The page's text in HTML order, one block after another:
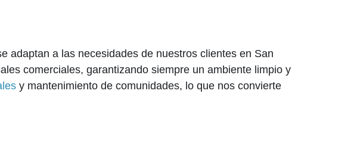
adaptan a las necesidades de nuestros clientes en San
comerciales, garantizando siempre un ambiente limpio y
y mantenimiento de comunidades, lo que nos convierte